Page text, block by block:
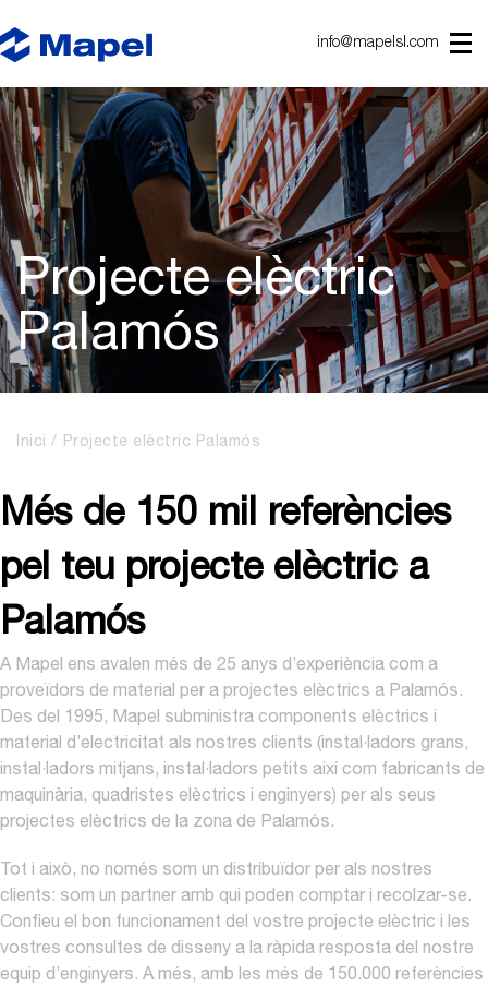
info@mapelsl.com
Projecte elèctric
Palamós
Inici Projecte elèctric Palamós
Més de 150 mil referències
pel teu projecte elèctric a
Palamós
A Mapel ens avalen més de 25 anys d’experiència com a
proveïdors de material per a projectes elèctrics a Palamós.
Des del 1995, Mapel subministra components elèctrics i
material d’electricitat als nostres clients (instal·ladors grans,
instal·ladors mitjans, instal·ladors petits així com fabricants de
maquinària, quadristes elèctrics i enginyers) per als seus
projectes elèctrics de la zona de Palamós.
Tot i això, no només som un distribuïdor per als nostres
clients: som un partner amb qui poden comptar i recolzar-se.
Confieu el bon funcionament del vostre projecte elèctric i les
vostres consultes de disseny a la ràpida resposta del nostre
equip d’enginyers. A més, amb les més de 150.000 referències